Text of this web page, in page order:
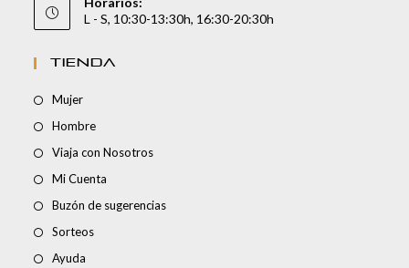
L - S, 10:30-13:30h, 16:30-20:30h
TIENDA
Mujer
Hombre
Viaja con Nosotros
Mi Cuenta
Buzón de sugerencias
Sorteos
Ayuda